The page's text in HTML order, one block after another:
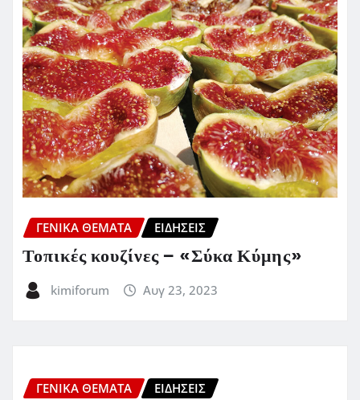
ΓΕΝΙΚΑ ΘΕΜΑΤΑ ΕΙΔΗΣΕΙΣ
Τοπικές κουζίνες – «Σύκα Κύμης»
kimiforum Αυγ 23, 2023
ΓΕΝΙΚΑ ΘΕΜΑΤΑ ΕΙΔΗΣΕΙΣ